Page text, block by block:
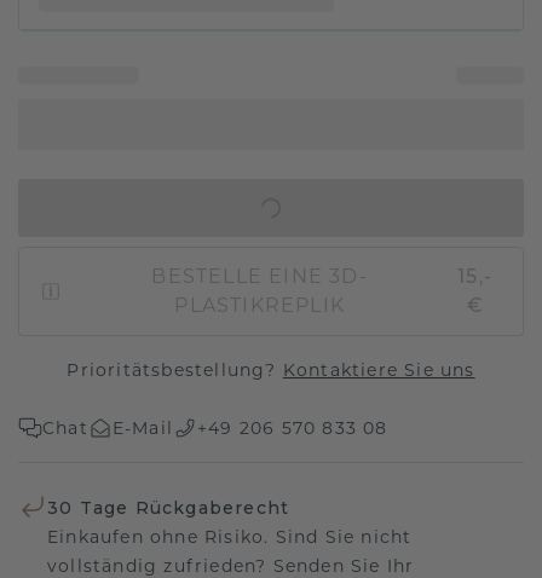
BESTELLE EINE 3D-
PLASTIKREPLIK
15,-
€
Prioritätsbestellung? Kontaktiere Sie uns
Chat E-Mail +49 206 570 833 08
30 Tage Rückgaberecht
Einkaufen ohne Risiko. Sind Sie nicht
vollständig zufrieden? Senden Sie Ihr